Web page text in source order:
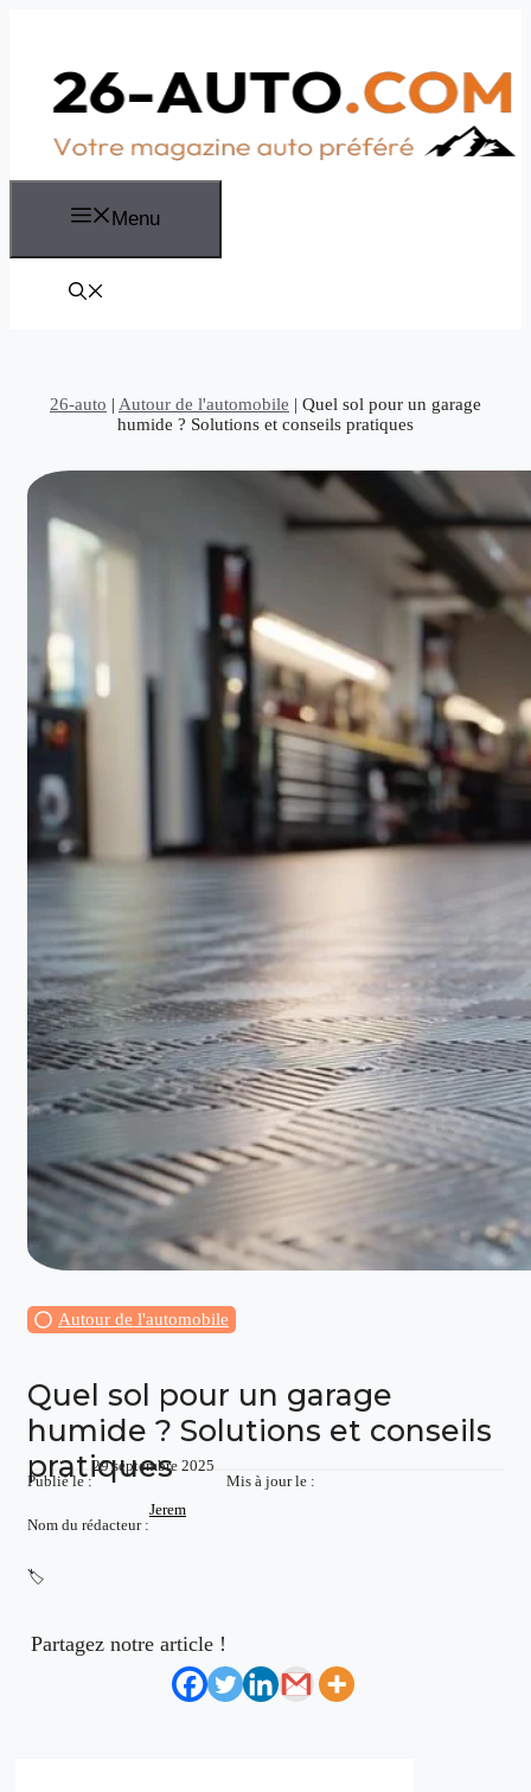
Menu
26-auto | Autour de l'automobile | Quel sol pour un garage
humide ? Solutions et conseils pratiques
Autour de l'automobile
Quel sol pour un garage
humide ? Solutions et conseils
pratiques
Publié le :
29 septembre 2025
Mis à jour le :
Nom du rédacteur :
Jerem
🏷️
Partagez notre article !